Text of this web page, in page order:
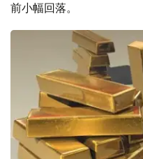
前小幅回落。